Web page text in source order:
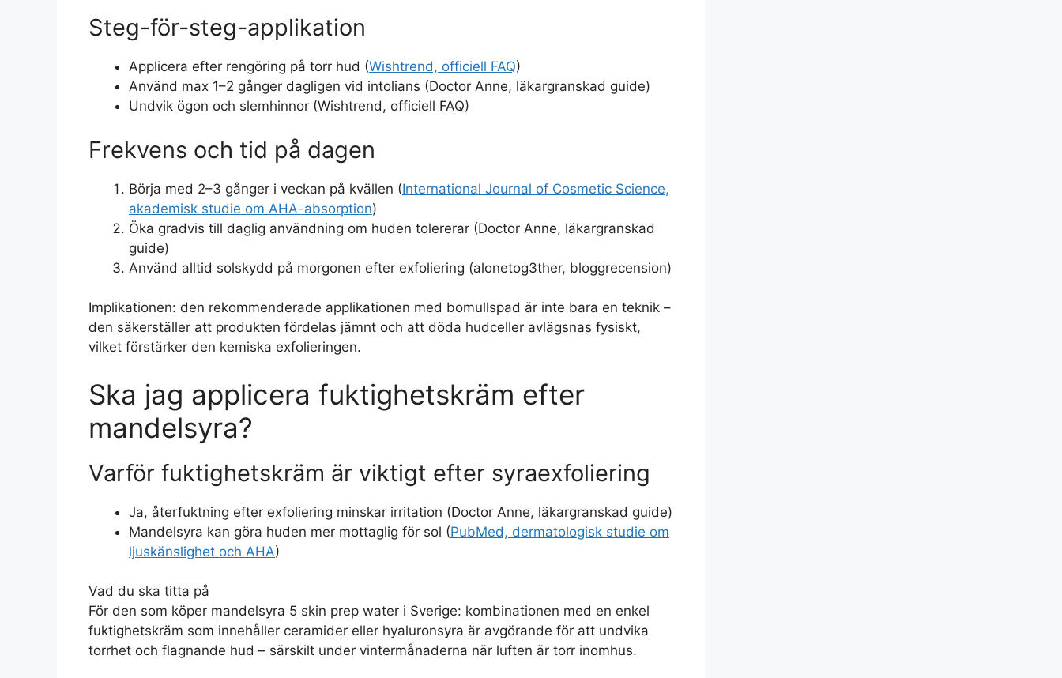
Steg-för-steg-applikation
Applicera efter rengöring på torr hud (Wishtrend, officiell FAQ)
Använd max 1–2 gånger dagligen vid intolians (Doctor Anne, läkargranskad guide)
Undvik ögon och slemhinnor (Wishtrend, officiell FAQ)
Frekvens och tid på dagen
Börja med 2–3 gånger i veckan på kvällen (International Journal of Cosmetic Science,
akademisk studie om AHA-absorption)
Öka gradvis till daglig användning om huden tolererar (Doctor Anne, läkargranskad
guide)
Använd alltid solskydd på morgonen efter exfoliering (alonetog3ther, bloggrecension)
Implikationen: den rekommenderade applikationen med bomullspad är inte bara en teknik –
den säkerställer att produkten fördelas jämnt och att döda hudceller avlägsnas fysiskt,
vilket förstärker den kemiska exfolieringen.
Ska jag applicera fuktighetskräm efter
mandelsyra?
Varför fuktighetskräm är viktigt efter syraexfoliering
Ja, återfuktning efter exfoliering minskar irritation (Doctor Anne, läkargranskad guide)
Mandelsyra kan göra huden mer mottaglig för sol (PubMed, dermatologisk studie om
ljuskänslighet och AHA)
Vad du ska titta på
För den som köper mandelsyra 5 skin prep water i Sverige: kombinationen med en enkel
fuktighetskräm som innehåller ceramider eller hyaluronsyra är avgörande för att undvika
torrhet och flagnande hud – särskilt under vintermånaderna när luften är torr inomhus.